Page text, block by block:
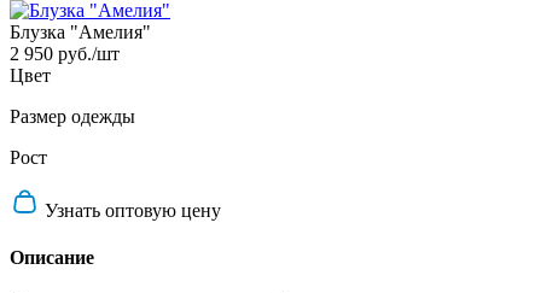
Блузка "Амелия"
2 950 руб./шт
Цвет
Размер одежды
Рост
Узнать оптовую цену
Описание